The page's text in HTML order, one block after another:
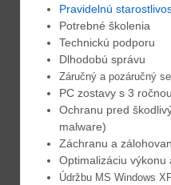
Pravidelnú
Potrebné školenia
Technickú podporu
Dlhodobú správu
Záručný a pozáručný
PC zostavy s 3
Ochranu pred
malware)
Záchranu a
Optimalizáciu výkonu
Údržbu MS Windows